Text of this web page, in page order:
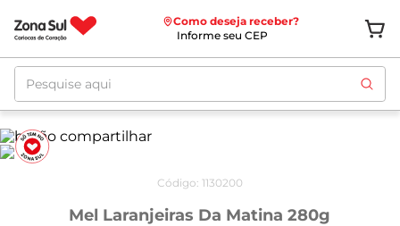
Como deseja receber?
Informe seu CEP
Pesquise aqui
Código: 1130200
Mel Laranjeiras Da Matina 280g